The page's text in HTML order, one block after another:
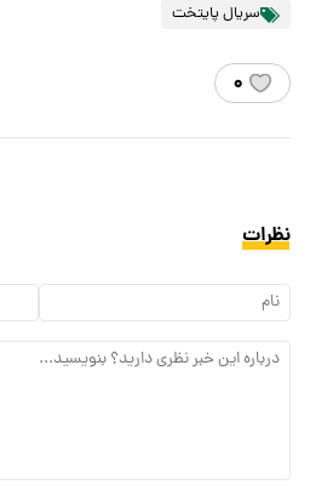
سریال پایتخت
۰
نظرات